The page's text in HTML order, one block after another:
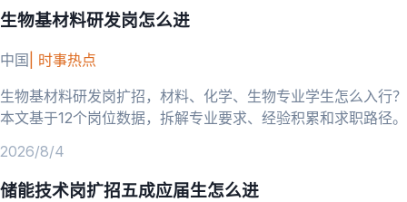
生物基材料研发岗怎么进
中国 时事热点
生物基材料研发岗扩招，材料、化学、生物专业学生怎么入行？
本文基于12个岗位数据，拆解专业要求、经验积累和求职路径。
2026/8/4
储能技术岗扩招五成应届生怎么进